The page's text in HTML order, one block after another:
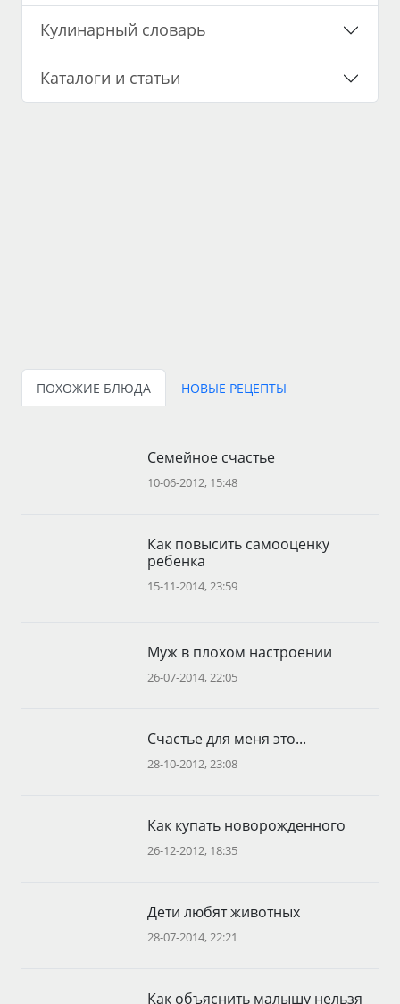
Кулинарный словарь
Каталоги и статьи
ПОХОЖИЕ БЛЮДА НОВЫЕ РЕЦЕПТЫ
Семейное счастье
10-06-2012, 15:48
Как повысить самооценку
ребенка
15-11-2014, 23:59
Муж в плохом настроении
26-07-2014, 22:05
Счастье для меня это...
28-10-2012, 23:08
Как купать новорожденного
26-12-2012, 18:35
Дети любят животных
28-07-2014, 22:21
Как объяснить малышу нельзя